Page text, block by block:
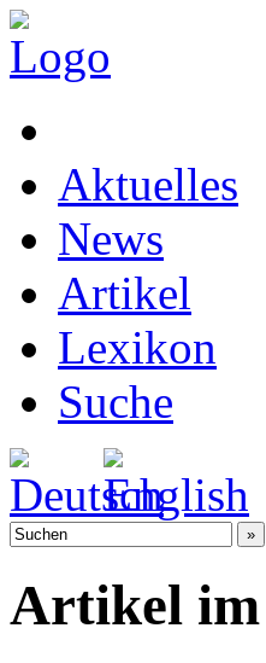
Aktuelles
News
Artikel
Lexikon
Suche
Artikel